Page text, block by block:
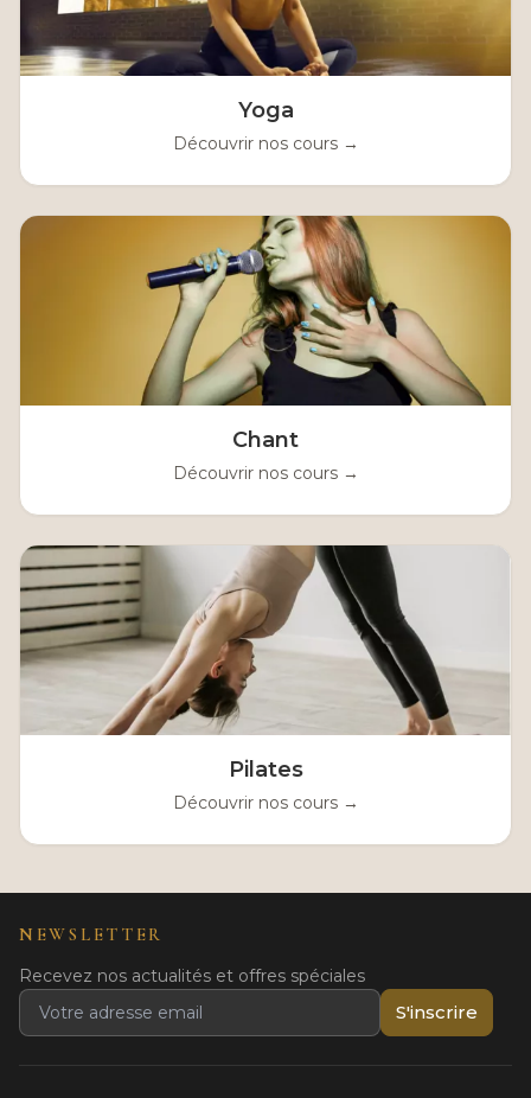
Yoga
Découvrir nos cours →
Chant
Découvrir nos cours →
Pilates
Découvrir nos cours →
NEWSLETTER
Recevez nos actualités et offres spéciales
S'inscrire